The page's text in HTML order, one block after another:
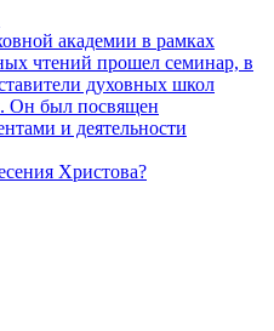
академии в рамках
чтений прошел семинар, в
духовных школ
Он был посвящен
и деятельности
Христова?